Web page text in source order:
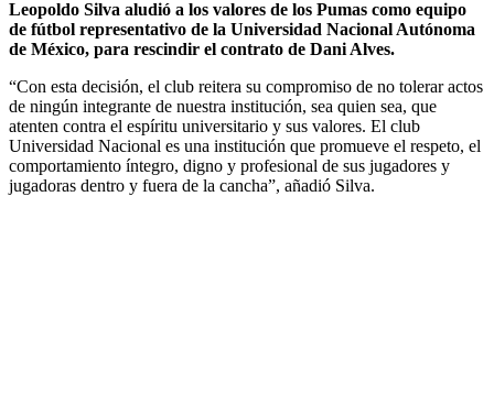
Leopoldo Silva aludió a los valores de los Pumas como equipo
de fútbol representativo de la Universidad Nacional Autónoma
de México, para rescindir el contrato de Dani Alves.
“Con esta decisión, el club reitera su compromiso de no tolerar actos
de ningún integrante de nuestra institución, sea quien sea, que
atenten contra el espíritu universitario y sus valores. El club
Universidad Nacional es una institución que promueve el respeto, el
comportamiento íntegro, digno y profesional de sus jugadores y
jugadoras dentro y fuera de la cancha”, añadió Silva.